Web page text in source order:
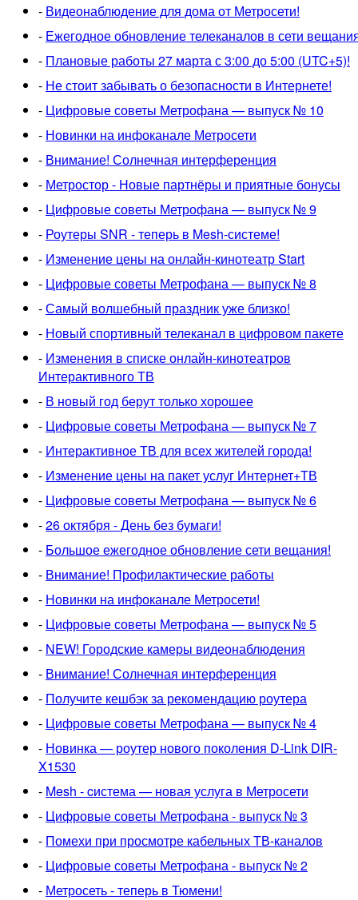
- Видеонаблюдение для дома от Метросети!
- Ежегодное обновление телеканалов в сети
- Плановые работы 27 марта с 3:00 до 5:00 (UTC+5)!
- Не стоит забывать о безопасности в Интернете!
- Цифровые советы Метрофана — выпуск № 10
- Новинки на инфоканале Метросети
- Внимание! Солнечная интерференция
- Метростор - Новые партнёры и приятные бонусы
- Цифровые советы Метрофана — выпуск № 9
- Роутеры SNR - теперь в Mesh-системе!
- Изменение цены на онлайн-кинотеатр Start
- Цифровые советы Метрофана — выпуск № 8
-Самый волшебный праздник уже близко!
- Новый спортивный телеканал в цифровом пакете
- Изменения в списке онлайн-кинотеатров
Интерактивного ТВ
- В новый год берут только хорошее
- Цифровые советы Метрофана — выпуск № 7
- Интерактивное ТВ для всех жителей города!
- Изменение цены на пакет услуг Интернет+ТВ
- Цифровые советы Метрофана — выпуск № 6
-26 октября - День без бумаги!
- Большое ежегодное обновление сети вещания!
- Внимание! Профилактические работы
- Новинки на инфоканале Метросети!
- Цифровые советы Метрофана — выпуск № 5
- NEW! Городские камеры видеонаблюдения
- Внимание! Солнечная интерференция
- Получите кешбэк за рекомендацию роутера
- Цифровые советы Метрофана — выпуск № 4
- Новинка — роутер нового поколения D-Link DIR-
X1530
- Mesh - cистема — новая услуга в Метросети
- Цифровые советы Метрофана - выпуск № 3
- Помехи при просмотре кабельных ТВ-каналов
- Цифровые советы Метрофана - выпуск № 2
- Метросеть - теперь в Тюмени!